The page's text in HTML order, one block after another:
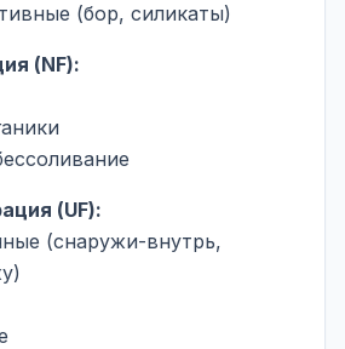
(бор, силикаты)
(NF):
(UF):
(снаружи-внутрь,